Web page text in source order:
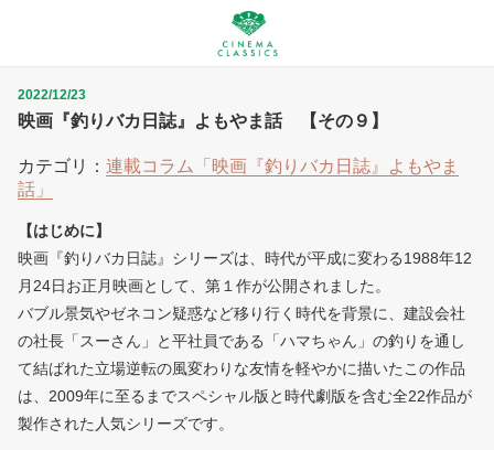
映画『釣りバカ日誌』よもやま話 【その９】
2022/12/23
カテゴリ： 連載コラム「映画『釣りバカ日誌』よもやま
話」
【はじめに】
映画『釣りバカ日誌』シリーズは、時代が平成に変わる1988年12
月24日お正月映画として、第１作が公開されました。
バブル景気やゼネコン疑惑など移り行く時代を背景に、建設会社
の社長「スーさん」と平社員である「ハマちゃん」の釣りを通し
て結ばれた立場逆転の風変わりな友情を軽やかに描いたこの作品
は、2009年に至るまでスペシャル版と時代劇版を含む全22作品が
製作された人気シリーズです。